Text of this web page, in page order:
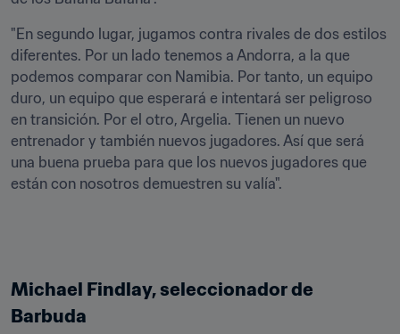
"En segundo lugar, jugamos contra rivales de dos estilos
diferentes. Por un lado tenemos a Andorra, a la que
podemos comparar con Namibia. Por tanto, un equipo
duro, un equipo que esperará e intentará ser peligroso
en transición. Por el otro, Argelia. Tienen un nuevo
entrenador y también nuevos jugadores. Así que será
una buena prueba para que los nuevos jugadores que
están con nosotros demuestren su valía".
Michael Findlay, seleccionador de
Barbuda